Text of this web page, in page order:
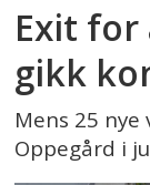
Exit for
gikk
Mens 25
Oppegård i